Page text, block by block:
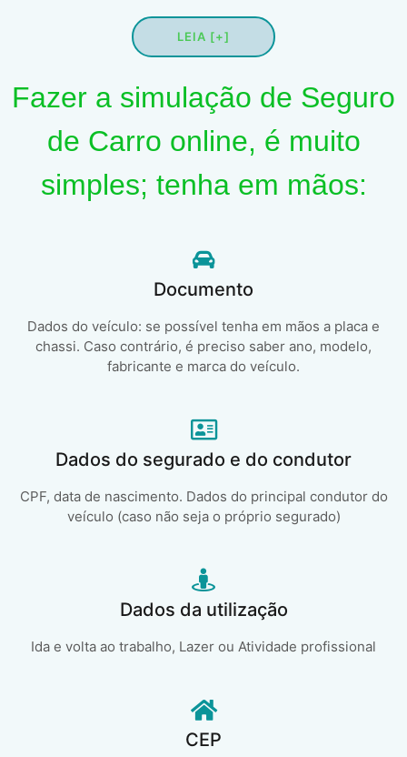
LEIA [+]
Fazer a simulação de Seguro
de Carro online, é muito
simples; tenha em mãos:
Documento
Dados do veículo: se possível tenha em mãos a placa e
chassi. Caso contrário, é preciso saber ano, modelo,
fabricante e marca do veículo.
Dados do segurado e do condutor
CPF, data de nascimento. Dados do principal condutor do
veículo (caso não seja o próprio segurado)
Dados da utilização
Ida e volta ao trabalho, Lazer ou Atividade profissional
CEP